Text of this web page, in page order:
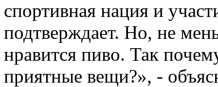
спортивная нация и
подтверждает. Но, не
нравится пиво. Так
приятные вещи?», -